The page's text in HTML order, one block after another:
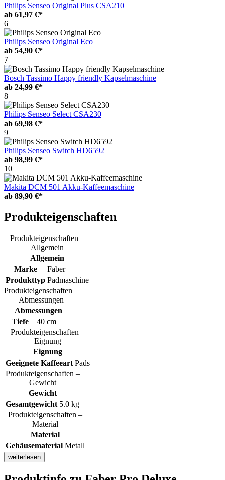
Philips Senseo Original Plus CSA210
ab 61,97 €*
6
Philips Senseo Original Eco
ab 54,90 €*
7
Bosch Tassimo Happy friendly Kapselmaschine
ab 24,99 €*
8
Philips Senseo Select CSA230
ab 69,98 €*
9
Philips Senseo Switch HD6592
ab 98,99 €*
10
Makita DCM 501 Akku-Kaffeemaschine
ab 89,90 €*
Produkteigenschaften
Produkteigenschaften –
Allgemein
Allgemein
Marke
Faber
Produkttyp Padmaschine
Produkteigenschaften
– Abmessungen
Abmessungen
Tiefe
40 cm
Produkteigenschaften –
Eignung
Eignung
Geeignete Kaffeeart Pads
Produkteigenschaften –
Gewicht
Gewicht
Gesamtgewicht 5.0 kg
Produkteigenschaften –
Material
Material
Gehäusematerial Metall
weiterlesen